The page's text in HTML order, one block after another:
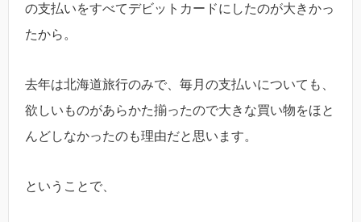
の支払いをすべてデビットカードにしたのが大きかっ
たから。
去年は北海道旅行のみで、毎月の支払いについても、
欲しいものがあらかた揃ったので大きな買い物をほと
んどしなかったのも理由だと思います。
ということで、